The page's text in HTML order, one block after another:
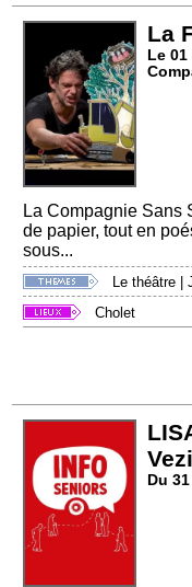
La
Le
La Compagnie Sans
de papier, tout en
sous...
Le théâtre |
Cholet
Du